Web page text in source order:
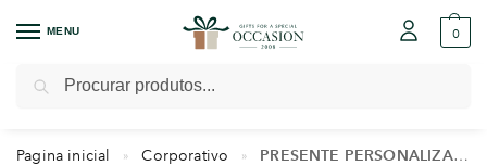
MENU 0
Pagina inicial » Corporativo » PRESENTE PERSONALIZADO – CORPORATIVO